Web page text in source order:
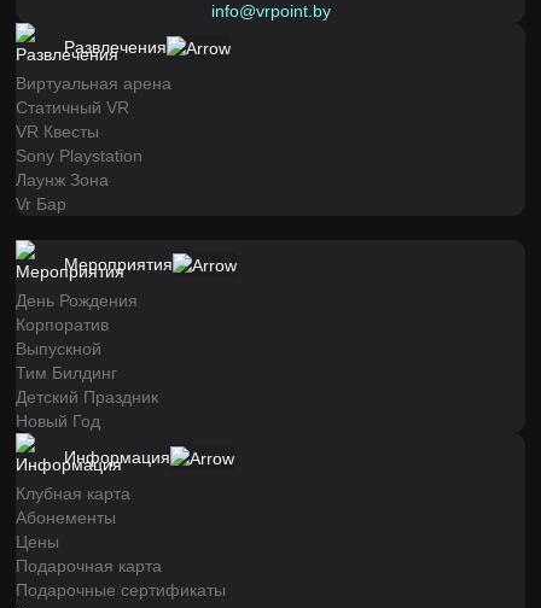
info@vrpoint.by
Развлечения
Виртуальная арена
Статичный VR
VR Квесты
Sony Playstation
Лаунж Зона
Vr Бар
Мероприятия
День Рождения
Корпоратив
Выпускной
Тим Билдинг
Детский Праздник
Новый Год
Информация
Клубная карта
Абонементы
Цены
Подарочная карта
Подарочные сертификаты